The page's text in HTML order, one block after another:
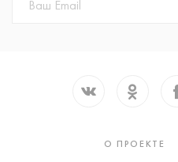
О ПРОЕКТЕ